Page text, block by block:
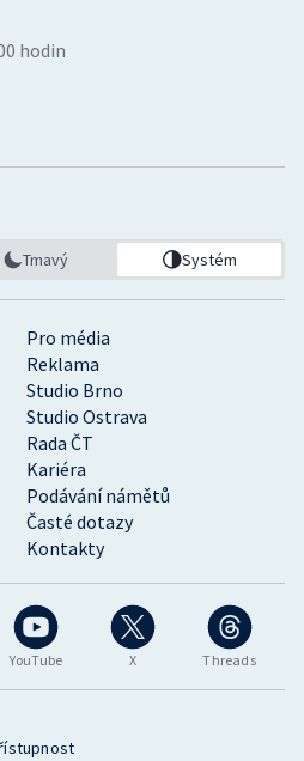
YouTube X Threads
Pro média
Reklama
Studio Brno
Studio Ostrava
Rada ČT
Kariéra
Podávání námětů
Časté dotazy
Kontakty
hodin
Tmavý Systém